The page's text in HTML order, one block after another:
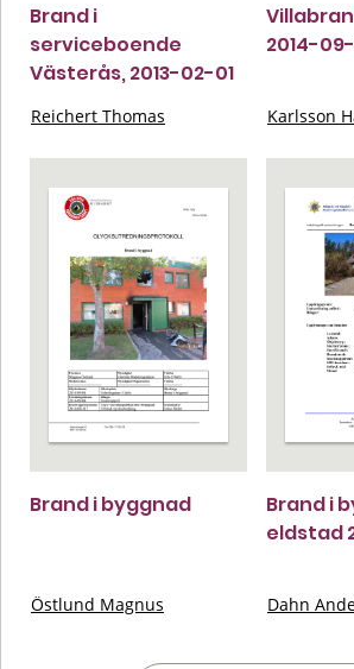
Brand i
serviceboende
Västerås, 2013-02-01
Reichert Thomas
2014-09-
Karlsson
Brand i byggnad
Östlund Magnus
Brand i
eldstad
Dahn